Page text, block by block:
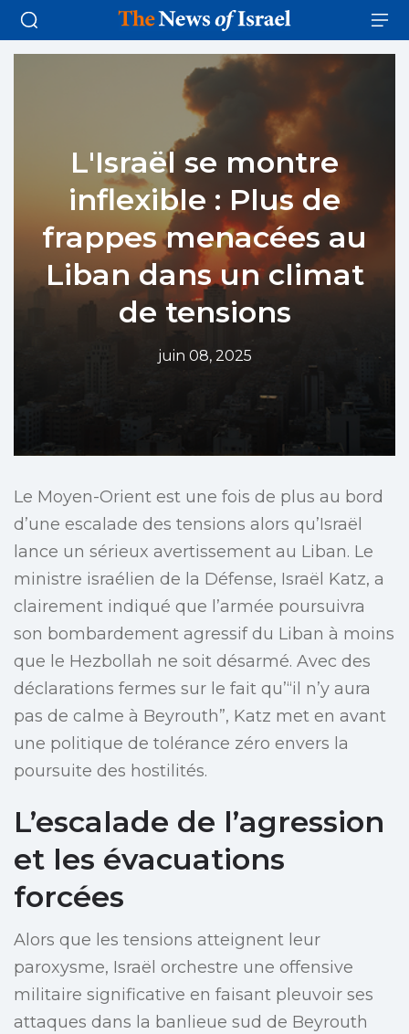
L'Israël se montre
inflexible : Plus de
frappes menacées au
Liban dans un climat
de tensions
juin 08, 2025
Le Moyen-Orient est une fois de plus au bord
d’une escalade des tensions alors qu’Israël
lance un sérieux avertissement au Liban. Le
ministre israélien de la Défense, Israël Katz, a
clairement indiqué que l’armée poursuivra
son bombardement agressif du Liban à moins
que le Hezbollah ne soit désarmé. Avec des
déclarations fermes sur le fait qu’“il n’y aura
pas de calme à Beyrouth”, Katz met en avant
une politique de tolérance zéro envers la
poursuite des hostilités.
L’escalade de l’agression
et les évacuations
forcées
Alors que les tensions atteignent leur
paroxysme, Israël orchestre une offensive
militaire significative en faisant pleuvoir ses
attaques dans la banlieue sud de Beyrouth